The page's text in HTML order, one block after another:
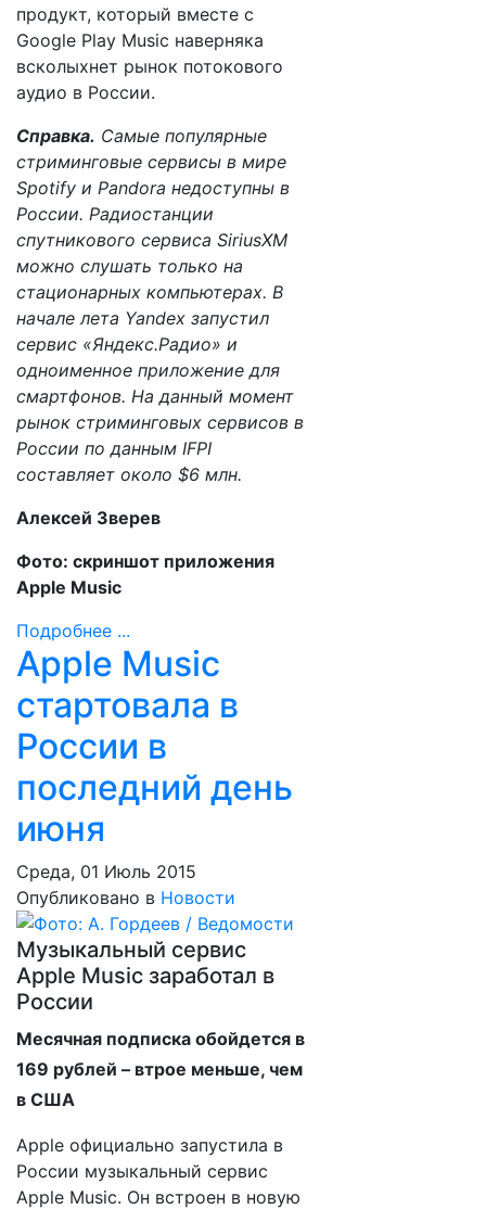
продукт, который вместе с
Google Play Music наверняка
всколыхнет рынок потокового
аудио в России.
Справка. Самые популярные
стриминговые сервисы в мире
Spotify и Pandora недоступны в
России. Радиостанции
спутникового сервиса SiriusXM
можно слушать только на
стационарных компьютерах. В
начале лета Yandex запустил
сервис «Яндекс.Радио» и
одноименное приложение для
смартфонов. На данный момент
рынок стриминговых сервисов в
России по данным IFPI
составляет около $6 млн.
Алексей Зверев
Фото: скриншот приложения
Apple Music
Подробнее ...
Apple Music
стартовала в
России в
последний день
июня
Среда, 01 Июль 2015
Опубликовано в Новости
Музыкальный сервис
Apple Music заработал в
России
Месячная подписка обойдется в
169 рублей – втрое меньше, чем
в США
Apple официально запустила в
России музыкальный сервис
Apple Music. Он встроен в новую